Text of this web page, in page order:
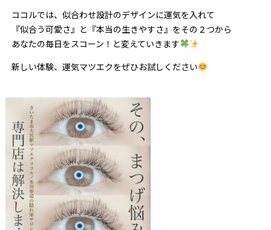
ココルでは、似合わせ設計のデザインに運気を入れて
『似合う可愛さ』と『本当の生きやすさ』をその２つから
あなたの毎日をスコーン！と変えていきます
新しい体験、運気マツエクをぜひお試しください